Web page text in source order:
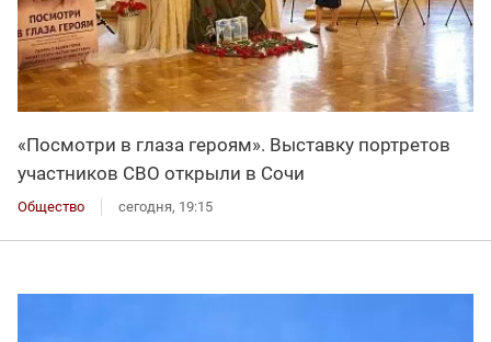
«Посмотри в глаза героям». Выставку портретов
участников СВО открыли в Сочи
Общество сегодня, 19:15